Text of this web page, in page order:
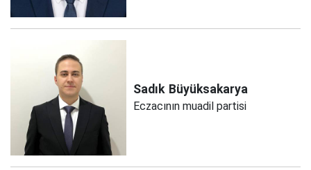
Sadık Büyüksakarya
Eczacının muadil partisi